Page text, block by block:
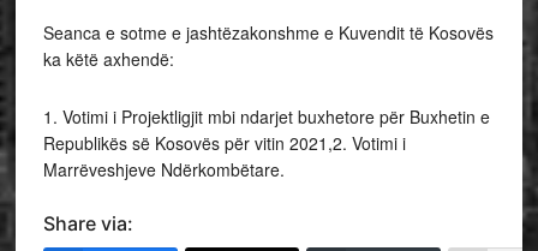
Seanca e sotme e jashtëzakonshme e Kuvendit të Kosovës
ka këtë axhendë:
1. Votimi i Projektligjit mbi ndarjet buxhetore për Buxhetin e
Republikës së Kosovës për vitin 2021,2. Votimi i
Marrëveshjeve Ndërkombëtare.
Share via: